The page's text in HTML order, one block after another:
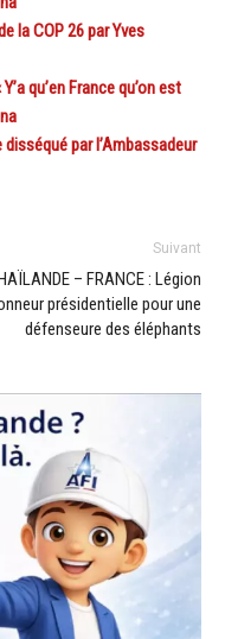
la COP 26 par Yves
qu’en France qu’on est
disséqué par l’Ambassadeur
Suivant
– FRANCE : Légion
présidentielle pour une
défenseure des éléphants